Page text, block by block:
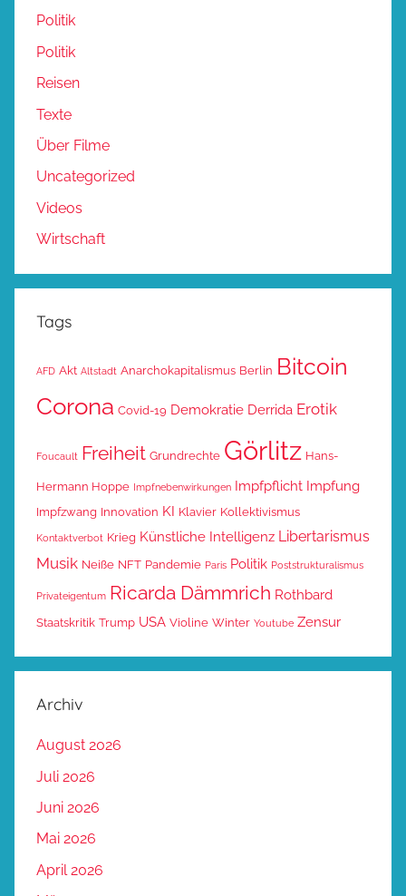
Politik
Politik
Reisen
Texte
Über Filme
Uncategorized
Videos
Wirtschaft
Tags
AFD Akt Altstadt Anarchokapitalismus Berlin Bitcoin
Corona Covid-19 Demokratie Derrida Erotik
Foucault Freiheit Grundrechte Görlitz Hans-
Hermann Hoppe Impfnebenwirkungen Impfpflicht Impfung
Impfzwang Innovation KI Klavier Kollektivismus
Kontaktverbot Krieg Künstliche Intelligenz Libertarismus
Musik Neiße NFT Pandemie Paris Politik Poststrukturalismus
Privateigentum Ricarda Dämmrich Rothbard
Staatskritik Trump USA Violine Winter Youtube Zensur
Archiv
August 2026
Juli 2026
Juni 2026
Mai 2026
April 2026